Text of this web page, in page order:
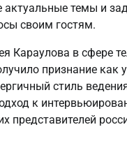
темы и
своим гостям.
Караулова в сфере
признание как у
стиль
к
представителей